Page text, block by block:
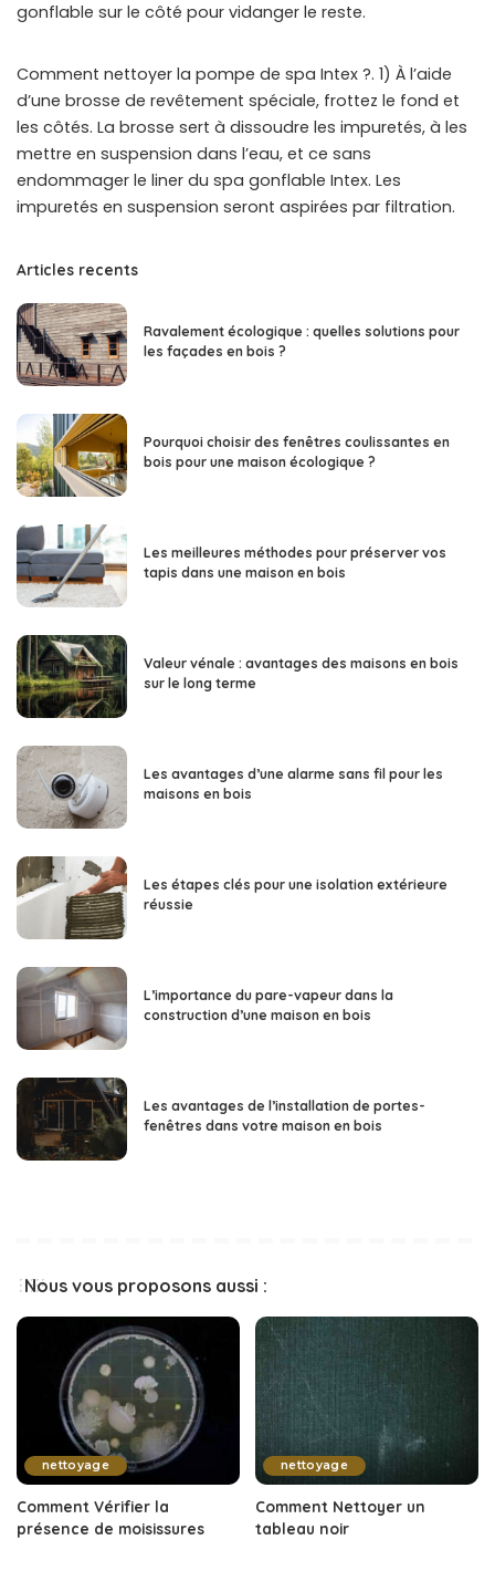
gonflable sur le côté pour vidanger le reste.
Comment nettoyer la pompe de spa Intex ?. 1) À l’aide
d’une brosse de revêtement spéciale, frottez le fond et
les côtés. La brosse sert à dissoudre les impuretés, à les
mettre en suspension dans l’eau, et ce sans
endommager le liner du spa gonflable Intex. Les
impuretés en suspension seront aspirées par filtration.
Articles recents
Ravalement écologique : quelles solutions pour
les façades en bois ?
Pourquoi choisir des fenêtres coulissantes en
bois pour une maison écologique ?
Les meilleures méthodes pour préserver vos
tapis dans une maison en bois
Valeur vénale : avantages des maisons en bois
sur le long terme
Les avantages d’une alarme sans fil pour les
maisons en bois
Les étapes clés pour une isolation extérieure
réussie
L’importance du pare-vapeur dans la
construction d’une maison en bois
Les avantages de l’installation de portes-
fenêtres dans votre maison en bois
Nous vous proposons aussi :
nettoyage
Comment Vérifier la
présence de moisissures
nettoyage
Comment Nettoyer un
tableau noir